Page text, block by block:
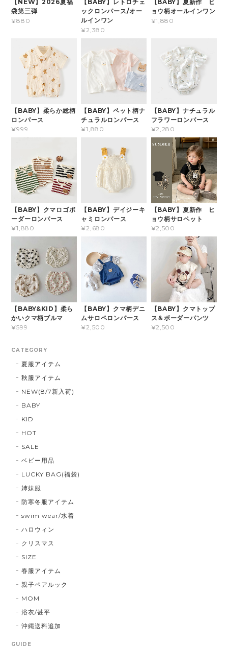
【NEW】2026夏福
袋第三弾
¥880
【BABY】レトロチェ
ックロンパース/オー
ルインワン
¥2,380
【BABY】夏新作 ヒ
ョウ柄オールインワン
¥1,880
【BABY】柔らか総柄
ロンパース
¥999
【BABY】ペット柄ナ
チュラルロンパース
¥1,880
【BABY】ナチュラル
フラワーロンパース
¥2,280
【BABY】クマロゴボ
ーダーロンパース
¥1,880
【BABY】デイジーキ
ャミロンパース
¥2,680
【BABY】夏新作 ヒ
ョウ柄サロペット
¥2,500
【BABY&KID】柔ら
かいクマ柄ブルマ
¥599
【BABY】クマ柄デニ
ムサロペロンパース
¥2,500
【BABY】クマトップ
ス＆ボーダーパンツ
¥2,500
CATEGORY
夏服アイテム
秋服アイテム
NEW(8/7新入荷)
BABY
KID
HOT
SALE
ベビー用品
LUCKY BAG(福袋)
姉妹服
防寒冬服アイテム
swim wear/水着
ハロウィン
クリスマス
SIZE
春服アイテム
親子ペアルック
MOM
浴衣/甚平
沖縄送料追加
GUIDE